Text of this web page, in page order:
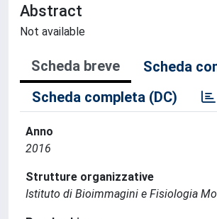
Abstract
Not available
Scheda breve
Scheda
Scheda completa (DC)
Anno
2016
Strutture organizzative
Istituto di Bioimmagini e Fisiologia